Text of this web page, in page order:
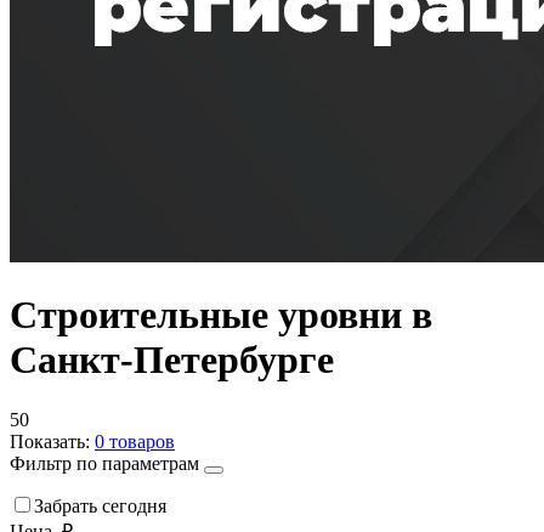
Строительные уровни в
Санкт-Петербурге
50
Показать: 0 товаров
Фильтр по параметрам
Забрать сегодня